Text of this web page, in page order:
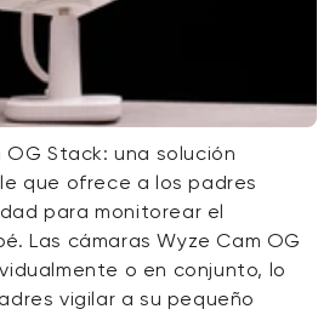
Stack: una solución
que ofrece a los padres
para monitorear el
Las cámaras Wyze Cam OG
o en conjunto, lo
vigilar a su pequeño